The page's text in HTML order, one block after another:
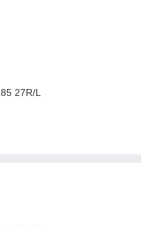
27R/L